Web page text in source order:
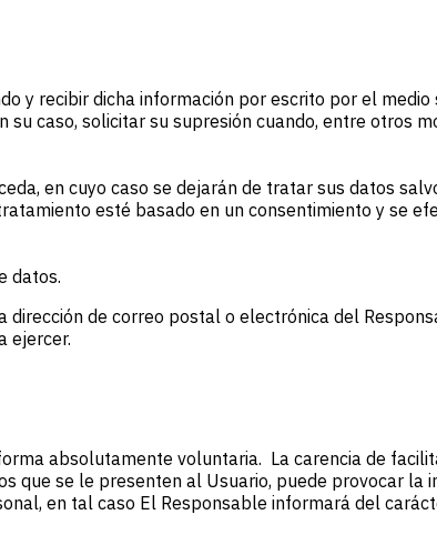
y recibir dicha información por escrito por el medio
caso, solicitar su supresión cuando, entre otros
en cuyo caso se dejarán de tratar sus datos
esté basado en un consentimiento y se
datos.
de correo postal o electrónica del
ejercer.
absolutamente voluntaria. La carencia de
se le presenten al Usuario, puede provocar la
en tal caso El Responsable informará del